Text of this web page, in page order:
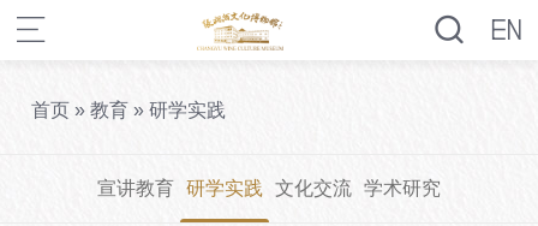
首页 » 教育 » 研学实践
宣讲教育 研学实践 文化交流 学术研究